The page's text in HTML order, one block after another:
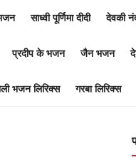
साध्वी पूर्णिमा दीदी देवकी
प्रदीप के भजन जैन भजन
भजन लिरिक्स गरबा लिरिक्स